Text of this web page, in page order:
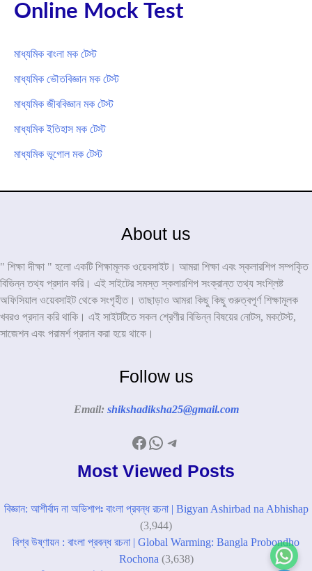
Online Mock Test
মাধ্যমিক বাংলা মক টেস্ট
মাধ্যমিক ভৌতবিজ্ঞান মক টেস্ট
মাধ্যমিক জীববিজ্ঞান মক টেস্ট
মাধ্যমিক ইতিহাস মক টেস্ট
মাধ্যমিক ভূগোল মক টেস্ট
About us
" শিক্ষা দীক্ষা " হলো একটি শিক্ষামূলক ওয়েবসাইট। আমরা শিক্ষা এবং স্কলারশিপ সম্পকৃিত
বিভিন্ন তথ্য প্রদান করি। এই সাইটের সমস্ত স্কলারশিপ সংক্রান্ত তথ্য সংশ্লিষ্ট
অফিসিয়াল ওয়েবসাইট থেকে সংগৃহীত। তাছাড়াও আমরা কিছু কিছু গুরুত্বপূর্ণ শিক্ষামূলক
খবরও প্রদান করি থাকি। এই সাইটটিতে সকল শ্রেণীর বিভিন্ন বিষয়ের নোটস, মকটেস্ট,
সাজেশন এবং পরামর্শ প্রদান করা হয়ে থাকে।
Follow us
Email: shikshadiksha25@gmail.com
Facebook
WhatsApp
Telegram
Most Viewed Posts
বিজ্ঞান: আশীর্বাদ না অভিশাপঃ বাংলা প্রবন্ধ রচনা | Bigyan Ashirbad na Abhishap
(3,944)
বিশ্ব উষ্ণায়ন : বাংলা প্রবন্ধ রচনা | Global Warming: Bangla Probondho
Rochona (3,638)